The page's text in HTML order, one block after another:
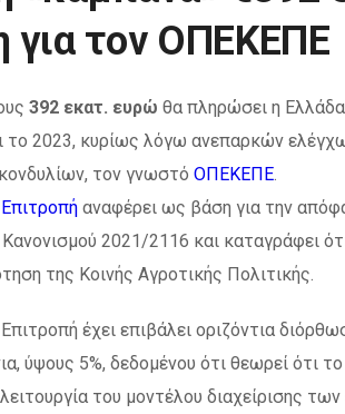
για τον ΟΠΕΚΕΠΕ
392 εκατ. ευρώ θα πληρώσει η
το 2023, κυρίως λόγω ανεπαρκών
τον γνωστό ΟΠΕΚΕΠΕ.
αναφέρει ως βάση για την
2021/2116 και καταγράφει
της Κοινής Αγροτικής Πολιτικής.
έχει επιβάλει οριζόντια
ύψους 5%, δεδομένου ότι θεωρεί ότι
του μοντέλου διαχείρισης